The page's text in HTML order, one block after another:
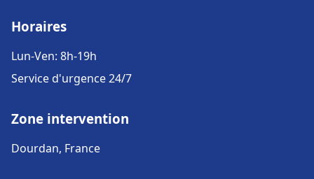
Horaires
Lun-Ven: 8h-19h
Service d'urgence 24/7
Zone intervention
Dourdan, France